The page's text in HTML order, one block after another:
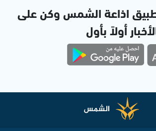
اذاعة الشمس وكن على
أولاً بأول